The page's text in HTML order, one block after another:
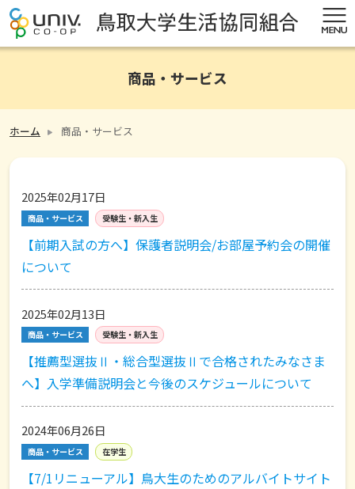
商品・サービス
ホーム 商品・サービス
2025年02月17日
商品・サービス 受験生・新入生
【前期入試の方へ】保護者説明会/お部屋予約会の開催
について
2025年02月13日
商品・サービス 受験生・新入生
【推薦型選抜Ⅱ・総合型選抜Ⅱで合格されたみなさま
へ】入学準備説明会と今後のスケジュールについて
2024年06月26日
商品・サービス 在学生
【7/1リニューアル】鳥大生のためのアルバイトサイト